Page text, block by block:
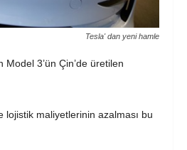
Tesla' dan yeni hamle
3’ün Çin’de üretilen
lojistik maliyetlerinin azalması bu